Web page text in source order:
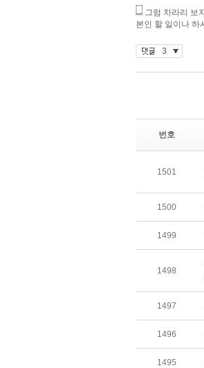
번호
1501
1500
1499
1498
1497
1496
1495